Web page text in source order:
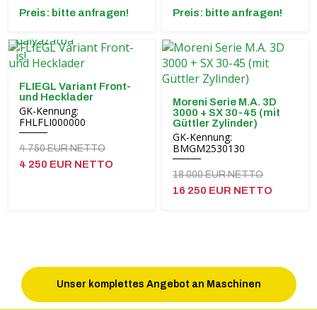
Preis: bitte anfragen! Preis: bitte anfragen!
FLIEGL Variant Front-
und Hecklader
GK-Kennung:
FHLFLI000000
4 750 EUR NETTO
4 250 EUR NETTO
Moreni Serie M.A. 3D
3000 + SX 30-45 (mit
Güttler Zylinder)
GK-Kennung:
BMGM2530130
18 000 EUR NETTO
16 250 EUR NETTO
Unser komplettes Angebot an Maschinen